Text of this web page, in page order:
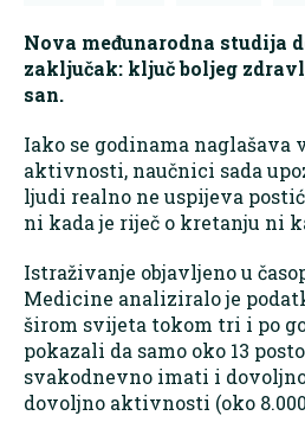
Nova međunarodna studija
zaključak: ključ boljeg
san.
Iako se godinama naglašava
aktivnosti, naučnici sada
ljudi realno ne uspijeva
ni kada je riječ o kretanju ni
Istraživanje objavljeno u
Medicine analiziralo je
širom svijeta tokom tri i po
pokazali da samo oko 13
svakodnevno imati i
dovoljno aktivnosti (oko